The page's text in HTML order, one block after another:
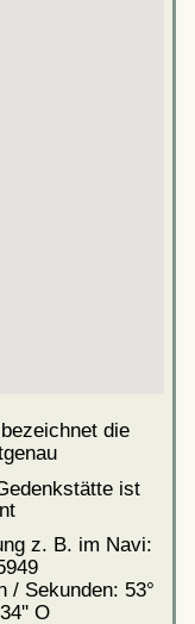
bezeichnet die
ist
z. B. im Navi:
/ Sekunden: 53°
O